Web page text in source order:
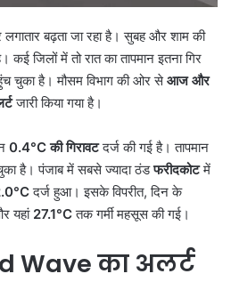
बढ़ता जा रहा है। सुबह और शाम की
कई जिलों में तो रात का तापमान इतना गिर
चुका है। मौसम विभाग की ओर सेआज और
जारी किया गया है।
0.4°Cकी गिरावटदर्ज की गई है। तापमान
है। पंजाब में सबसे ज्यादा ठंडफरीदकोटमें
दर्ज हुआ। इसके विपरीत, दिन के
यहां 27.1°Cतक गर्मी महसूस की गई।
Waveका अलर्ट